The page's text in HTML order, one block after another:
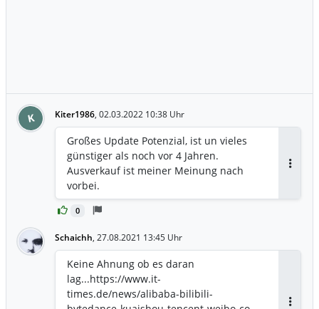
K Kiter1986, 02.03.2022 10:38 Uhr
0
Großes Update Potenzial, ist un vieles
günstiger als noch vor 4 Jahren.
Ausverkauf ist meiner Meinung nach
vorbei.
Schaichh, 27.08.2021 13:45 Uhr
Keine Ahnung ob es daran
lag...https://www.it-
times.de/news/alibaba-bilibili-